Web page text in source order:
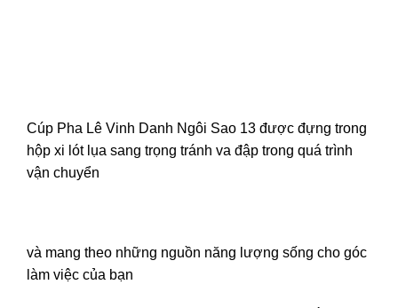
Cúp Pha Lê Vinh Danh Ngôi Sao 13 được đựng trong
hộp xi lót lụa sang trọng tránh va đập trong quá trình
vận chuyển
và mang theo những nguồn năng lượng sống cho góc
làm việc của bạn